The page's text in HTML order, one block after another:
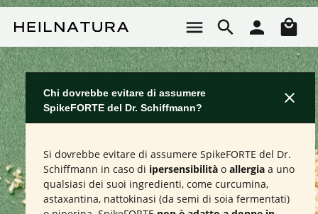
Il
Chi dovrebbe evitare di assumere
SpikeFORTE del Dr. Schiffmann?
Si dovrebbe evitare di assumere SpikeFORTE del Dr.
Schiffmann in caso di ipersensibilità o allergia a uno
qualsiasi dei suoi ingredienti, come curcumina,
astaxantina, nattokinasi (da semi di soia fermentati)